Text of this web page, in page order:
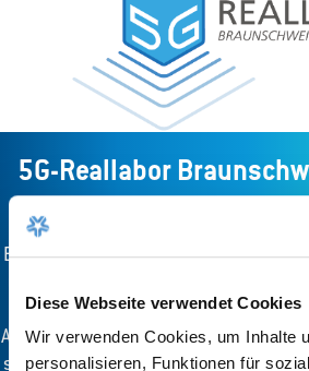
Diese Webseite verwendet Cookies
Wir verwenden Cookies, um Inhalte
personalisieren, Funktionen für
5G-Reallabor
Erforschung und lebendige
im Kontext einer Smart Region/
Anwendungsfelder Mobilität, eHealth
sowie technologieorientierte